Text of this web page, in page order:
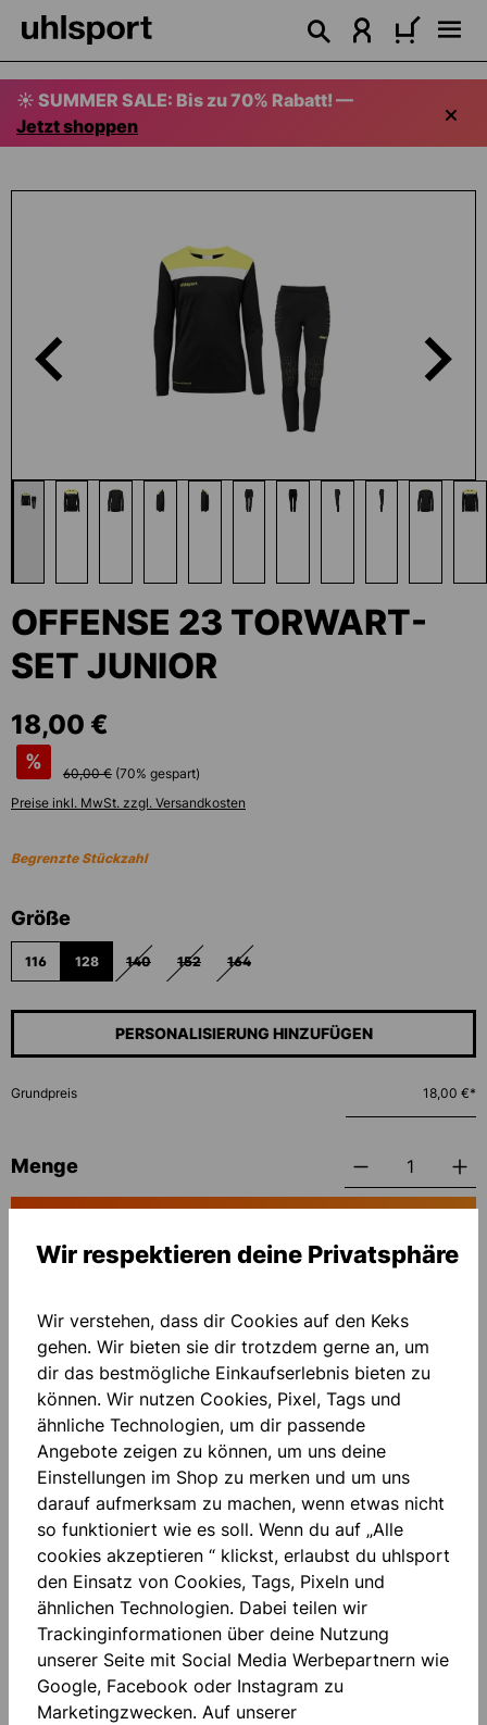
springen
☀️ SUMMER SALE: Bis zu 70% Rabatt! —
Jetzt shoppen
OFFENSE 23 TORWART-
SET JUNIOR
18,00 €
%
60,00 € (70% gespart)
Preise inkl. MwSt. zzgl. Versandkosten
Begrenzte Stückzahl
Größeauswählen
116 128 140
(DIESE OPTION IST ZURZEIT NICHT VERFÜGBAR.)
152
(DIESE OPTION IST ZURZEIT NICHT VERFÜGBAR.)
164
PERSONALISIERUNG HINZUFÜGEN
Grundpreis 18,00 €*
Menge
Beschreibung
Stehkragen mit integrierter Kapuze
wasserabweisendes Coating, 1500 mm Wassersäule
durchgehendes Jackenfutter mit Öffnung fü…
Bewertungen
Wir respektieren deine Privatsphäre
Wir verstehen, dass dir Cookies auf den Keks
gehen. Wir bieten sie dir trotzdem gerne an, um
dir das bestmögliche Einkaufserlebnis bieten zu
können. Wir nutzen Cookies, Pixel, Tags und
ähnliche Technologien, um dir passende
Angebote zeigen zu können, um uns deine
Einstellungen im Shop zu merken und um uns
darauf aufmerksam zu machen, wenn etwas nicht
so funktioniert wie es soll. Wenn du auf „Alle
cookies akzeptieren “ klickst, erlaubst du uhlsport
den Einsatz von Cookies, Tags, Pixeln und
ähnlichen Technologien. Dabei teilen wir
Trackinginformationen über deine Nutzung
unserer Seite mit Social Media Werbepartnern wie
Google, Facebook oder Instagram zu
Marketingzwecken. Auf unserer